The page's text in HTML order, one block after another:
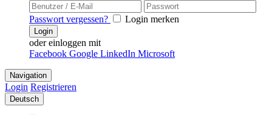
Passwort vergessen? Login merken
Login
oder einloggen mit
Facebook Google LinkedIn Microsoft
Navigation
Login Registrieren
Deutsch